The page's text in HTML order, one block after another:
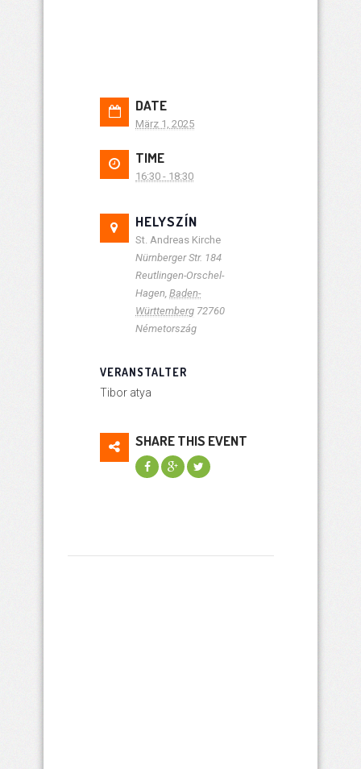
DATE
März 1, 2025
TIME
16:30 - 18:30
HELYSZÍN
St. Andreas Kirche
Nürnberger Str. 184
Reutlingen-Orschel-
Hagen Baden-
Württemberg 72760
Németország
VERANSTALTER
Tibor atya
SHARE THIS EVENT